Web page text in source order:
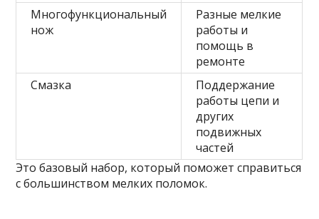
Многофункциональный
нож
Разные мелкие
работы и
помощь в
ремонте
Смазка
Поддержание
работы цепи и
других
подвижных
частей
Это базовый набор, который поможет справиться
с большинством мелких поломок.